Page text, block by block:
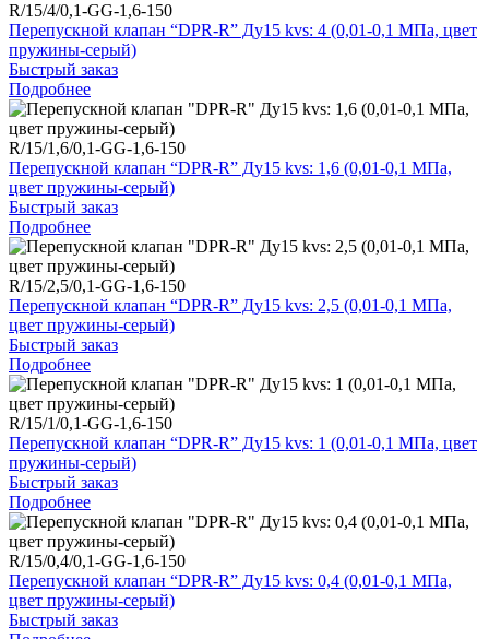
R/15/4/0,1-GG-1,6-150
Перепускной клапан “DPR-R” Ду15 kvs: 4 (0,01-0,1 МПа, цвет
пружины-серый)
Быстрый заказ
Подробнее
R/15/1,6/0,1-GG-1,6-150
Перепускной клапан “DPR-R” Ду15 kvs: 1,6 (0,01-0,1 МПа,
цвет пружины-серый)
Быстрый заказ
Подробнее
R/15/2,5/0,1-GG-1,6-150
Перепускной клапан “DPR-R” Ду15 kvs: 2,5 (0,01-0,1 МПа,
цвет пружины-серый)
Быстрый заказ
Подробнее
R/15/1/0,1-GG-1,6-150
Перепускной клапан “DPR-R” Ду15 kvs: 1 (0,01-0,1 МПа, цвет
пружины-серый)
Быстрый заказ
Подробнее
R/15/0,4/0,1-GG-1,6-150
Перепускной клапан “DPR-R” Ду15 kvs: 0,4 (0,01-0,1 МПа,
цвет пружины-серый)
Быстрый заказ